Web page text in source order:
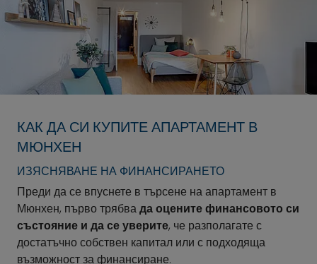
КАК ДА СИ КУПИТЕ АПАРТАМЕНТ В
МЮНХЕН
ИЗЯСНЯВАНЕ НА ФИНАНСИРАНЕТО
Преди да се впуснете в търсене на апартамент в
Мюнхен, първо трябвада оцените финансовото си
състояние и да се уверите, че разполагате с
достатъчно собствен капитал или с подходяща
възможност за финансиране.